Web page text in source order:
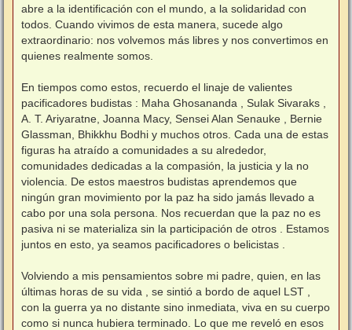
abre a la identificación con el mundo, a la solidaridad con
todos. Cuando vivimos de esta manera, sucede algo
extraordinario: nos volvemos más libres y nos convertimos en
quienes realmente somos.
En tiempos como estos, recuerdo el linaje de valientes
pacificadores budistas : Maha Ghosananda , Sulak Sivaraks ,
A. T. Ariyaratne, Joanna Macy, Sensei Alan Senauke , Bernie
Glassman, Bhikkhu Bodhi y muchos otros. Cada una de estas
figuras ha atraído a comunidades a su alrededor,
comunidades dedicadas a la compasión, la justicia y la no
violencia. De estos maestros budistas aprendemos que
ningún gran movimiento por la paz ha sido jamás llevado a
cabo por una sola persona. Nos recuerdan que la paz no es
pasiva ni se materializa sin la participación de otros . Estamos
juntos en esto, ya seamos pacificadores o belicistas .
Volviendo a mis pensamientos sobre mi padre, quien, en las
últimas horas de su vida , se sintió a bordo de aquel LST ,
con la guerra ya no distante sino inmediata, viva en su cuerpo
como si nunca hubiera terminado. Lo que me reveló en esos